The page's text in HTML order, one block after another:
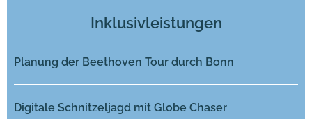
Inklusivleistungen
Planung der Beethoven Tour durch Bonn
Digitale Schnitzeljagd mit Globe Chaser